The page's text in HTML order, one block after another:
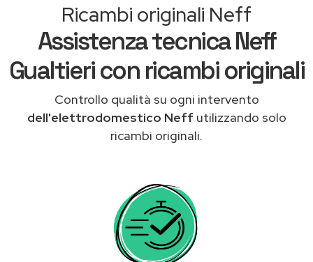
Ricambi originali Neff
Assistenza tecnica Neff
Gualtieri con ricambi originali
Controllo qualità su ogni intervento
dell'elettrodomestico Neff utilizzando solo
ricambi originali.